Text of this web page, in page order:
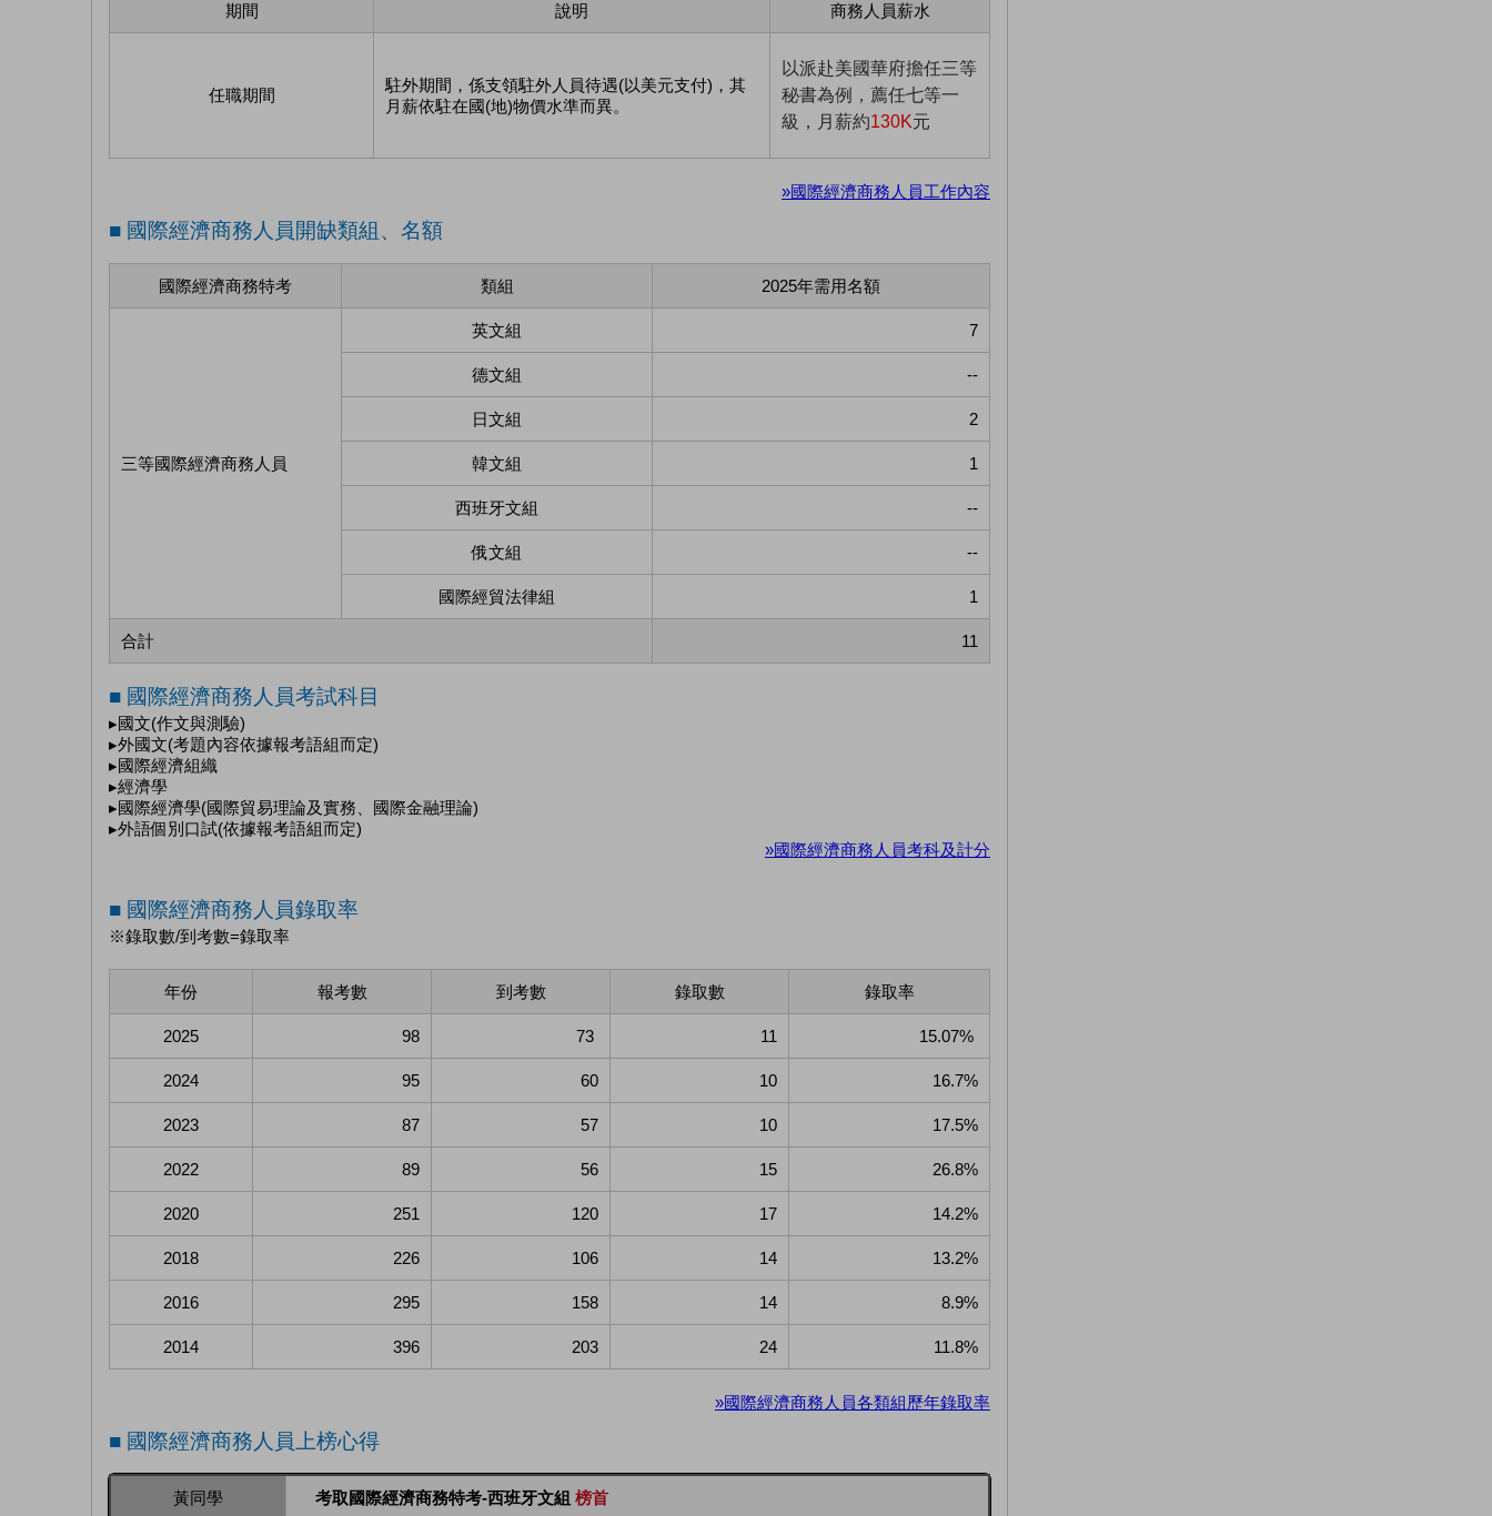
期間 說明 商務人員薪水
任職期間
駐外期間，係支領駐外人員待遇(以美元支付)，其
月薪依駐在國(地)物價水準而異。
以派赴美國華府擔任三等
秘書為例，薦任七等一
級，月薪約130K元
»國際經濟商務人員工作內容
■ 國際經濟商務人員開缺類組、名額
國際經濟商務特考 類組 2025年需用名額
三等國際經濟商務人員
英文組 7
德文組 --
日文組 2
韓文組 1
西班牙文組 --
俄文組 --
國際經貿法律組 1
合計 11
■ 國際經濟商務人員考試科目
▸國文(作文與測驗)
▸外國文(考題內容依據報考語組而定)
▸國際經濟組織
▸經濟學
▸國際經濟學(國際貿易理論及實務、國際金融理論)
▸外語個別口試(依據報考語組而定)
»國際經濟商務人員考科及計分
■ 國際經濟商務人員錄取率
※錄取數/到考數=錄取率
年份 報考數 到考數 錄取數 錄取率
2025 98 73 11 15.07%
2024 95 60 10 16.7%
2023 87 57 10 17.5%
2022 89 56 15 26.8%
2020 251 120 17 14.2%
2018 226 106 14 13.2%
2016 295 158 14 8.9%
2014 396 203 24 11.8%
»國際經濟商務人員各類組歷年錄取率
■ 國際經濟商務人員上榜心得
黃同學 考取國際經濟商務特考-西班牙文組 榜首